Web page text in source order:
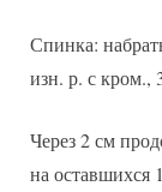
Спинка:
изн. р. с кром.,
Через 2 см
на оставшихся